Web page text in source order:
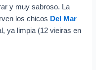
y muy sabroso. La
los chicos Del Mar
ya limpia (12 vieiras en